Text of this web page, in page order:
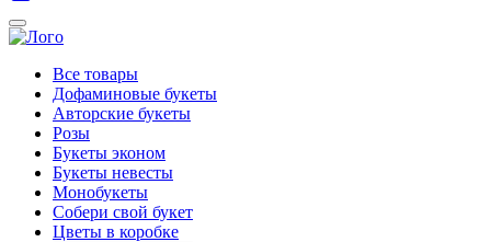
Все товары
Дофаминовые букеты
Авторские букеты
Розы
Букеты эконом
Букеты невесты
Монобукеты
Собери свой букет
Цветы в коробке